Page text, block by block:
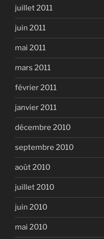
juillet 2011
juin 2011
mai 2011
mars 2011
février 2011
janvier 2011
décembre 2010
septembre 2010
août 2010
juillet 2010
juin 2010
mai 2010